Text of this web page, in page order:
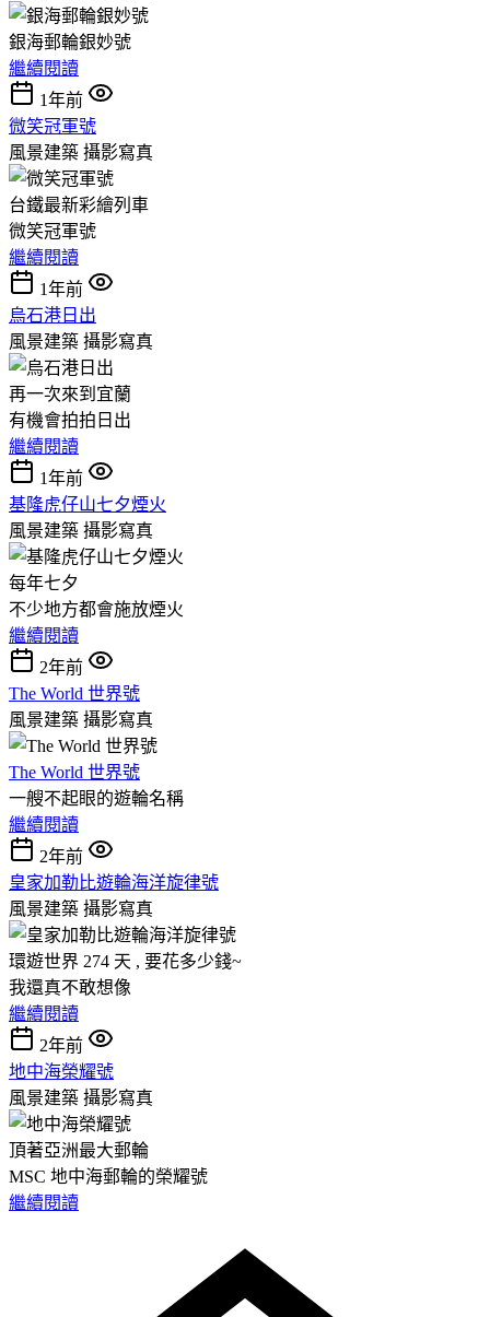
銀海郵輪銀妙號
繼續閱讀
1年前
微笑冠軍號
風景建築 攝影寫真
台鐵最新彩繪列車
微笑冠軍號
繼續閱讀
1年前
烏石港日出
風景建築 攝影寫真
再一次來到宜蘭
有機會拍拍日出
繼續閱讀
1年前
基隆虎仔山七夕煙火
風景建築 攝影寫真
每年七夕
不少地方都會施放煙火
繼續閱讀
2年前
The World 世界號
風景建築 攝影寫真
The World 世界號
一艘不起眼的遊輪名稱
繼續閱讀
2年前
皇家加勒比遊輪海洋旋律號
風景建築 攝影寫真
環遊世界 274 天 , 要花多少錢~
我還真不敢想像
繼續閱讀
2年前
地中海榮耀號
風景建築 攝影寫真
頂著亞洲最大郵輪
MSC 地中海郵輪的榮耀號
繼續閱讀